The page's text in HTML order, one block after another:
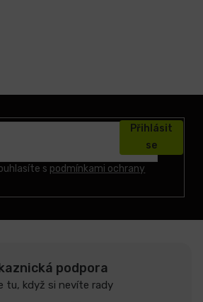
s podmínkami ochrany
Přihlásit
se
podpora
tu, když si nevíte rady